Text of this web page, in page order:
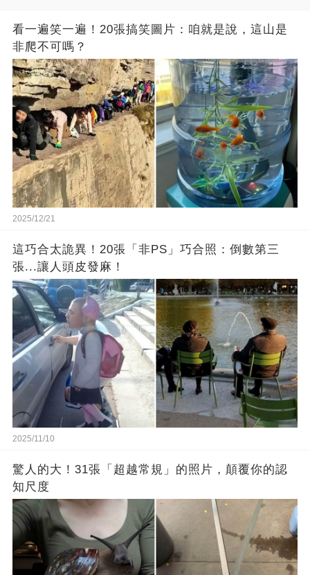
看一遍笑一遍！20張搞笑圖片：咱就是說，這山是
非爬不可嗎？
2025/12/21
這巧合太詭異！20張「非PS」巧合照：倒數第三
張...讓人頭皮發麻！
2025/11/10
驚人的大！31張「超越常規」的照片，顛覆你的認
知尺度